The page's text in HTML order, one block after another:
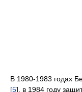
В 1980-1983 годах
[5], в 1984 году